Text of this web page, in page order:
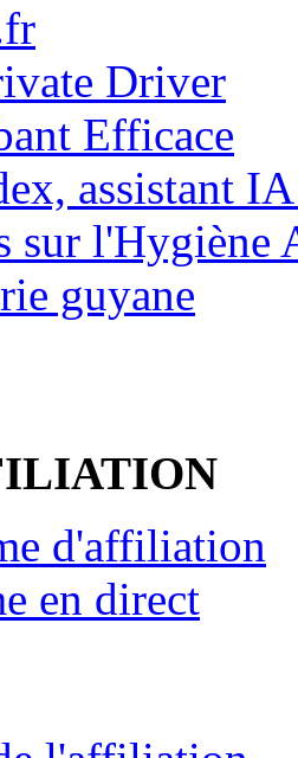
Driver
Efficace
assistant
sur l'Hygiène
guyane
d'affiliation
en direct